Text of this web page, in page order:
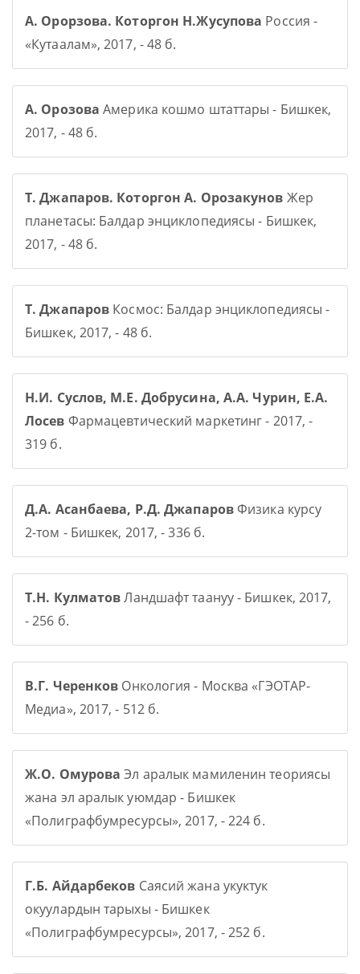
А. Орорзова. Которгон Н.Жусупова Россия -
«Кутаалам», 2017, - 48 б.
А. Орозова Америка кошмо штаттары - Бишкек,
2017, - 48 б.
Т. Джапаров. Которгон А. Орозакунов Жер
планетасы: Балдар энциклопедиясы - Бишкек,
2017, - 48 б.
Т. Джапаров Космос: Балдар энциклопедиясы -
Бишкек, 2017, - 48 б.
Н.И. Суслов, М.Е. Добрусина, А.А. Чурин, Е.А.
Лосев Фармацевтический маркетинг - 2017, -
319 б.
Д.А. Асанбаева, Р.Д. ДжапаровФизика курсу
2-том - Бишкек, 2017, - 336 б.
Т.Н. КулматовЛандшафт таануу - Бишкек, 2017,
- 256 б.
В.Г. Черенков Онкология - Москва «ГЭОТАР-
Медиа», 2017, - 512 б.
Ж.О. Омурова Эл аралык мамиленин теориясы
жана эл аралык уюмдар - Бишкек
«Полиграфбумресурсы», 2017, - 224 б.
Г.Б. Айдарбеков Саясий жана укуктук
окуулардын тарыхы - Бишкек
«Полиграфбумресурсы», 2017, - 252 б.